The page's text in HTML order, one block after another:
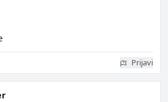
Prijavi